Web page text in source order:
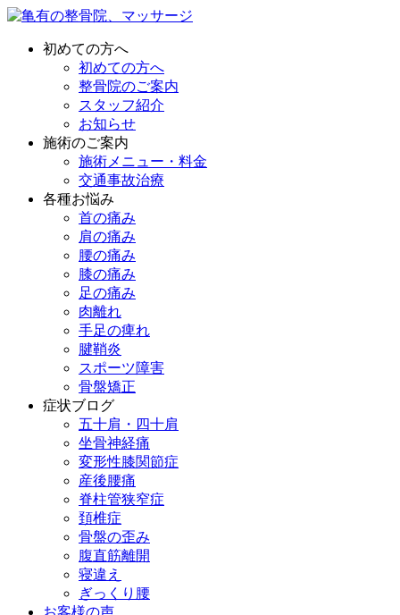
初めての方へ
初めての方へ
整骨院のご案内
スタッフ紹介
お知らせ
施術のご案内
施術メニュー・料金
交通事故治療
各種お悩み
首の痛み
肩の痛み
腰の痛み
膝の痛み
足の痛み
肉離れ
手足の痺れ
腱鞘炎
スポーツ障害
骨盤矯正
症状ブログ
五十肩・四十肩
坐骨神経痛
変形性膝関節症
産後腰痛
脊柱管狭窄症
頚椎症
骨盤の歪み
腹直筋離開
寝違え
ぎっくり腰
お客様の声